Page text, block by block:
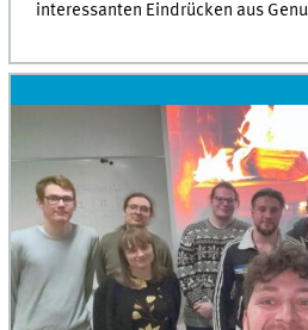
interessanten Eindrücken aus